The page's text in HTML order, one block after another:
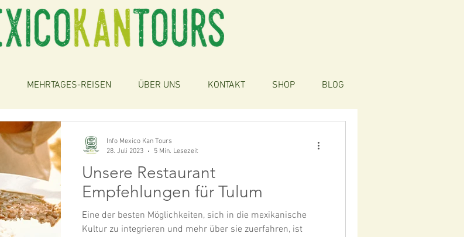
MEHRTAGES-REISEN ÜBER UNS KONTAKT SHOP BLOG
Unsere Restaurant
Empfehlungen für Tulum
Eine der besten Möglichkeiten, sich in die mexikanische
Kultur zu integrieren und mehr über sie zuerfahren, ist
Info Mexico Kan Tours
28. Juli 2023
5 Min. Lesezeit